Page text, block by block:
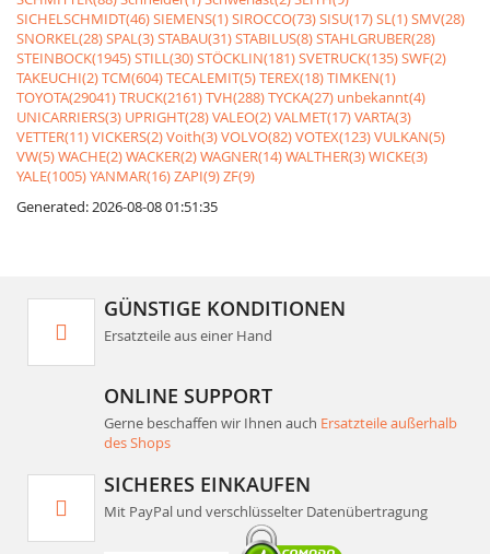
SICHELSCHMIDT(46)SIEMENS(1)SIROCCO(73)SISU(17)SL(1)SMV(28)
SNORKEL(28)SPAL(3)STABAU(31)STABILUS(8)STAHLGRUBER(28)
STEINBOCK(1945)STILL(30)STÖCKLIN(181)SVETRUCK(135)SWF(2)
TAKEUCHI(2)TCM(604)TECALEMIT(5)TEREX(18)TIMKEN(1)
TOYOTA(29041)TRUCK(2161)TVH(288)TYCKA(27) unbekannt(4)
UNICARRIERS(3) UPRIGHT(28)VALEO(2)VALMET(17)VARTA(3)
VETTER(11)VICKERS(2)Voith(3)VOLVO(82)VOTEX(123)VULKAN(5)
VW(5)WACHE(2)WACKER(2)WAGNER(14)WALTHER(3)WICKE(3)
YALE(1005)YANMAR(16)ZAPI(9)ZF(9)
Generated: 2026-08-08 01:51:35
GÜNSTIGE KONDITIONEN
Ersatzteile aus einer Hand
ONLINE SUPPORT
Gerne beschaffen wir Ihnen auch Ersatzteile außerhalb
des Shops
SICHERES EINKAUFEN
Mit PayPal und verschlüsselter Datenübertragung